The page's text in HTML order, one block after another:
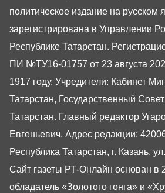
политическое издание на русском
зарегистрирована в Управлении
Республике Татарстан.
ПИ №ТУ16-01757 от 23 августа
1917 году. Учредители: Кабинет
Татарстан, Государственный
Татарстан. Главный редактор
Евгеньевич. Адрес редакции:
Республика Татарстан, г. Казань,
Сайт газеты РТ-Онлайн основан в
обладатель «Золотого гонга» и